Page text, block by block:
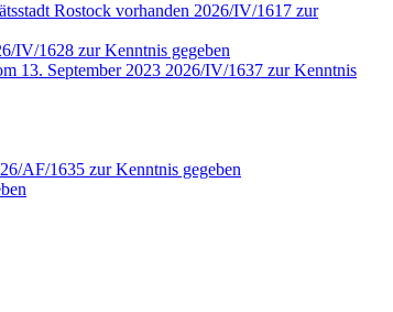
Rostock vorhanden 2026/IV/1617 zur
IV/1628 zur Kenntnis gegeben
13. September 2023 2026/IV/1637 zur Kenntnis
AF/1635 zur Kenntnis gegeben